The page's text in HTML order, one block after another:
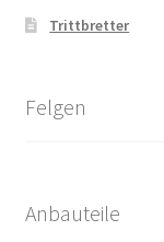
Trittbretter
Felgen
Anbauteile